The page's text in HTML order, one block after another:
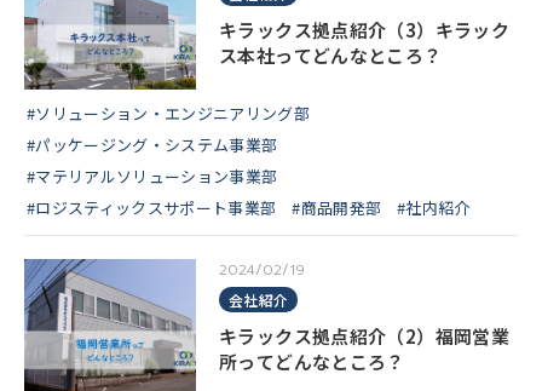
キラックス拠点紹介（3）キラック
ス本社ってどんなところ？
#ソリューション・エンジニアリング部
#パッケージング・システム事業部
#マテリアルソリューション事業部
#ロジスティックスサポート事業部
#商品開発部 #社内紹介
2024/02/19
会社紹介
キラックス拠点紹介（2）福岡営業
所ってどんなところ？